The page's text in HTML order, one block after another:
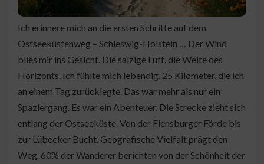
Ich erinnere mich an die ersten Schritte auf dem
Ostseeküstenweg – Schleswig-Holstein … Der Wind
blies mir ins Gesicht. Die salzige Luft, die Weite des
Horizonts. Ich fühlte mich lebendig. 25 Kilometer, die ich
an einem Tag zurücklegte. Das war mehr als nur ein
Spaziergang. Es war ein Abenteuer. Die Strecke zieht sich
entlang der Ostseeküste. Von der Flensburger Förde bis
zur Lübecker Bucht. Geografische Vielfalt prägt den
Weg. 60% der Wanderer berichten von der Schönheit der